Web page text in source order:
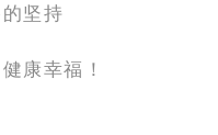
坚持
康幸福！